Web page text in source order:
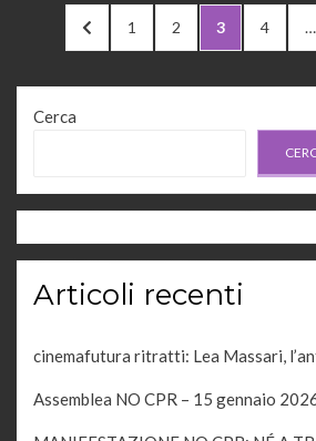
Paginazione
degli
articoli
PREVIOUS
PAGE
PAGE
1 PAGE
2 PAGE
3 PAGE
4 …
Cerca
Articoli recenti
cinemafutura ritratti: Lea Massari,
Assemblea NO CPR – 15 gennaio